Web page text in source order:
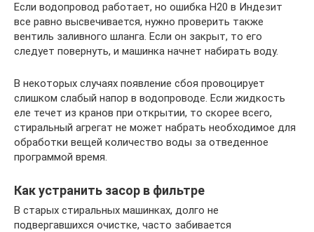
Если водопровод работает, но ошибка Н20 в Индезит
все равно высвечивается, нужно проверить также
вентиль заливного шланга. Если он закрыт, то его
следует повернуть, и машинка начнет набирать воду.
В некоторых случаях появление сбоя провоцирует
слишком слабый напор в водопроводе. Если жидкость
еле течет из кранов при открытии, то скорее всего,
стиральный агрегат не может набрать необходимое для
обработки вещей количество воды за отведенное
программой время.
Как устранить засор в фильтре
В старых стиральных машинках, долго не
подвергавшихся очистке, часто забивается